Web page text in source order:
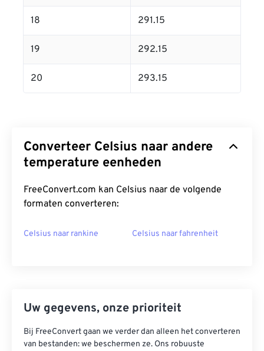
18 291.15
19 292.15
20 293.15
Converteer Celsius naar andere
temperature eenheden
FreeConvert.com kan Celsius naar de volgende
formaten converteren:
Celsius naar rankine Celsius naar fahrenheit
Uw gegevens, onze prioriteit
Bij FreeConvert gaan we verder dan alleen het converteren
van bestanden: we beschermen ze. Ons robuuste